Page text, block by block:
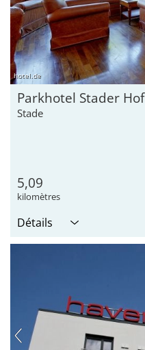
hotel.de
Parkhotel Stader Hof
Stade
5,09
kilomètres
Détails